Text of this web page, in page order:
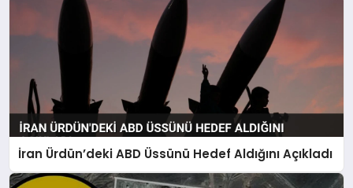
İran Ürdün’deki ABD Üssünü Hedef Aldığını Açıkladı